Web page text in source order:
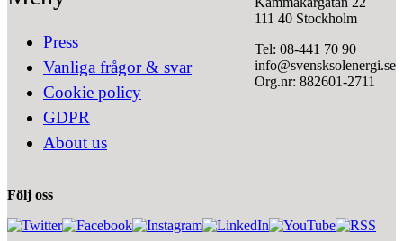
Press
Vanliga frågor & svar
Cookie policy
GDPR
About us
111 40 Stockholm
Tel: 08-441 70 90
info@svensksolenergi.se
Org.nr: 882601-2711
Följ oss